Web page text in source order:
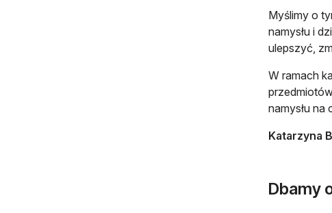
Myślimy o
namysłu i
ulepszyć,
W ramach
namysłu na
Katarzyna
Dbamy